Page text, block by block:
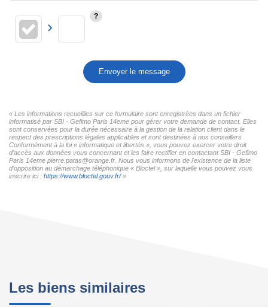
Envoyer le message
« Les informations recueillies sur ce formulaire sont enregistrées dans un fichier
informatisé par SBI - Gefimo Paris 14eme pour gérer votre demande de contact. Elles
sont conservées pour la durée nécessaire à la gestion de la relation client dans le
respect des prescriptions légales applicables et sont destinées à nos conseillers
Conformément à la loi « informatique et libertés », vous pouvez exercer votre droit
d'accès aux données vous concernant et les faire rectifier en contactant SBI - Gefimo
Paris 14eme pierre.patas@orange.fr. Nous vous informons de l'existence de la liste
d'opposition au démarchage téléphonique « Bloctel », sur laquelle vous pouvez vous
inscrire ici : https://www.bloctel.gouv.fr/»
Les biens similaires